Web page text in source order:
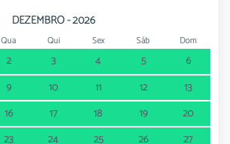
DEZEMBRO - 2026
Qua Qui Sex Sáb Dom
2 3 4 5
6
9 10 11 12
13
16 17 18 19
20
23 24 25 26 27